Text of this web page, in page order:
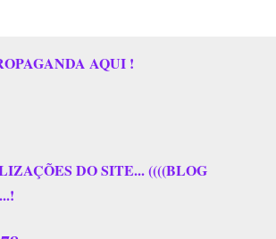
AQUI !
DO SITE... ((((BLOG